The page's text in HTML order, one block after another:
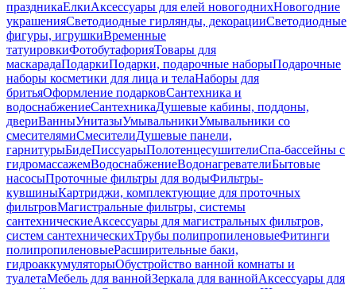
праздникаЕлкиАксессуары для елей новогоднихНовогодние
украшенияСветодиодные гирлянды, декорацииСветодиодные
фигуры, игрушкиВременные
татуировкиФотобутафорияТовары для
маскарадаПодаркиПодарки, подарочные наборыПодарочные
наборы косметики для лица и телаНаборы для
бритьяОформление подарковСантехника и
водоснабжениеСантехникаДушевые кабины, поддоны,
двериВанныУнитазыУмывальникиУмывальники со
смесителямиСмесителиДушевые панели,
гарнитурыБидеПиссуарыПолотенцесушителиСпа-бассейны с
гидромассажемВодоснабжениеВодонагревателиБытовые
насосыПроточные фильтры для водыФильтры-
кувшиныКартриджи, комплектующие для проточных
фильтровМагистральные фильтры, системы
сантехническиеАксессуары для магистральных фильтров,
систем сантехническихТрубы полипропиленовыеФитинги
полипропиленовыеРасширительные баки,
гидроаккумуляторыОбустройство ванной комнаты и
туалетаМебель для ваннойЗеркала для ваннойАксессуары для